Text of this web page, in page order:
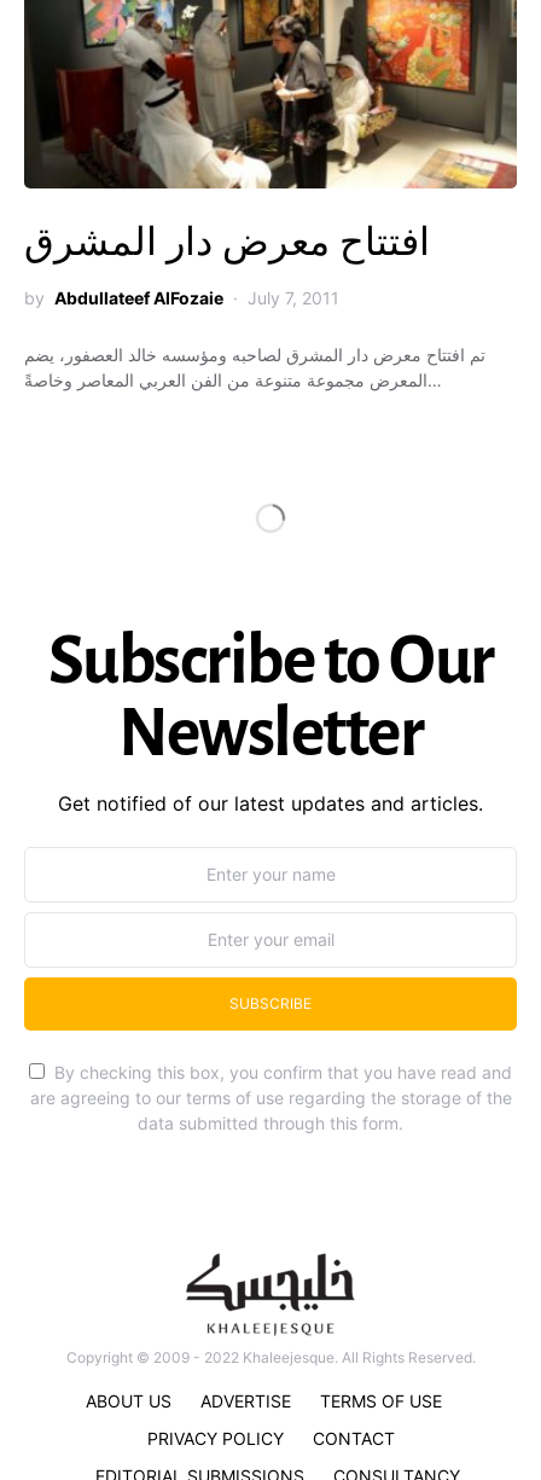
افتتاح معرض دار المشرق
by Abdullateef AlFozaie July 7, 2011
تم افتتاح معرض دار المشرق لصاحبه ومؤسسه خالد العصفور، يضم
المعرض مجموعة متنوعة من الفن العربي المعاصر وخاصةً…
Subscribe to Our
Newsletter
Get notified of our latest updates and articles.
SUBSCRIBE
By checking this box, you confirm that you have read and
are agreeing to our terms of use regarding the storage of the
data submitted through this form.
Copyright © 2009 - 2022 Khaleejesque. All Rights Reserved.
ABOUT US ADVERTISE
TERMS OF USE
PRIVACY POLICY
CONTACT
EDITORIAL SUBMISSIONS
CONSULTANCY